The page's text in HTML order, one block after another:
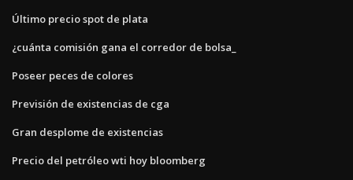
Último precio spot de plata
¿cuánta comisión gana el corredor de bolsa_
Poseer peces de colores
Previsión de existencias de cga
Gran desplome de existencias
Precio del petróleo wti hoy bloomberg